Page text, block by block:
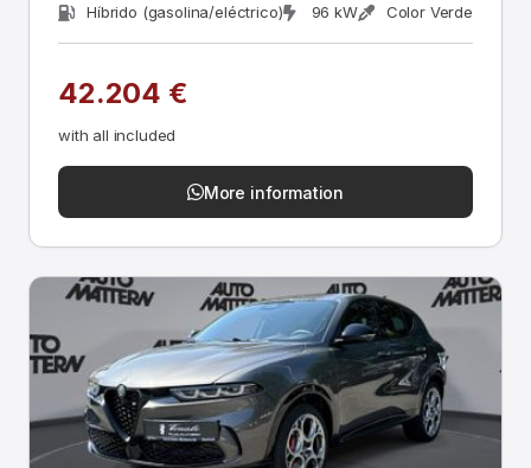
Híbrido (gasolina/eléctrico)
96 kW Color Verde
42.204 €
with all included
More information